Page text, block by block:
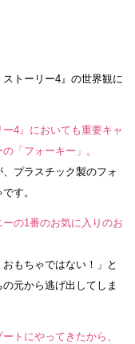
トーリー4』の世界観に
4』においても重要キャ
「フォーキー」。
プラスチック製のフォ
す。
の1番のお気に入りのお
もちゃではない！」と
元から逃げ出してしま
トにやってきたから、